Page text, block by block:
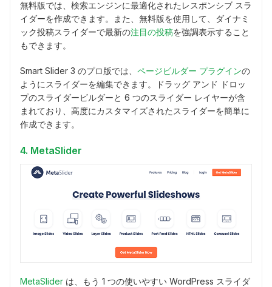
無料版では、検索エンジンに最適化されたレスポンシブ スラ
イダーを作成できます。また、無料版を使用して、ダイナミ
ック投稿スライダーで最新の注目の投稿を強調表示すること
もできます。
Smart Slider 3 のプロ版では、 ページビルダー プラグインの
ようにスライダーを編集できます。ドラッグ アンド ドロッ
プのスライダービルダーと 6 つのスライダー レイヤーが含
まれており、高度にカスタマイズされたスライダーを簡単に
作成できます。
4. MetaSlider
MetaSlider は、もう 1 つの使いやすい WordPress スライダ